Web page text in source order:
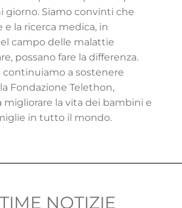
giorno. Siamo convinti che
e la ricerca medica, in
campo delle malattie
possano fare la differenza.
continuiamo a sostenere
Fondazione Telethon,
migliorare la vita dei bambini e
in tutto il mondo.
NOTIZIE